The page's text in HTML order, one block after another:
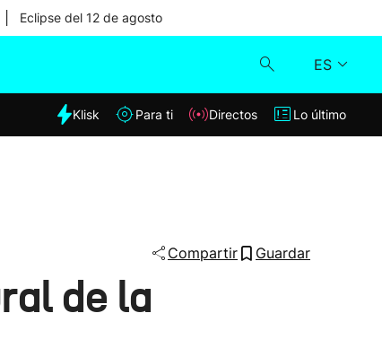
Eclipse del 12 de agosto
ES
Klisk
Klisk Para ti Directos Lo último
Compartir Guardar
de la